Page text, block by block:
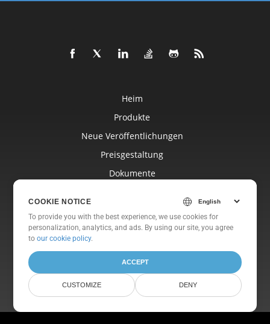
Heim
Produkte
Neue Veröffentlichungen
Preisgestaltung
Dokumente
Blog
Um
COOKIE NOTICE
To provide you with the best experience, we use cookies for
personalization, analytics, and ads. By using our site, you agree
toour cookie policy.
ACCEPT
CUSTOMIZE DENY